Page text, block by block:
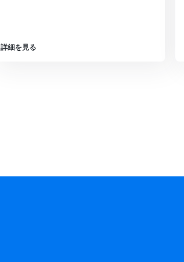
詳細を見る